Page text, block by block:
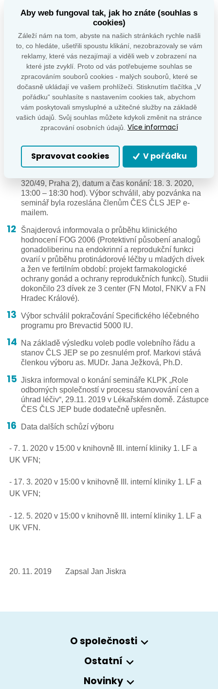
diabetologie - pouze endokrinologie- (úvazek 0,1, 4
hodiny týdně) pro území Soběslav se za ČES ČLS
JEP zúčastní MUDr. Milan Míček. Navrhovatelem a
současně přihlášeným uchazečem je DiaPodi care
s.r.o., IČO: 08510792, osoba, která bude poskytovat
zdravotní služby: MUDr. Lucie Chlupáčová. Jednání
komise proběhne dne 18. 12. 2019 od 14.20 hodin na
Krajském úřadě Jihočeského kraje v Českých
Budějovicích, pracoviště v ul. B. Němcové, v přízemí,
zasedací místnost č. 108.
Výbor schválil udělení ceny doc. Kopeckého doc.
MUDr. Martě Šnajderové, CSc. Cena je spojena
Jiskra informoval o konání Mezioborového semináře
Endokrinopatie a diabetes mellitus v těhotenství (místo
320/49, Praha 2), datum a čas konání: 18. 3. 2020,
13:00 – 18:30 hod). Výbor schválil, aby pozvánka na
seminář byla rozeslána členům ČES ČLS JEP e-
mailem.
Šnajderová informovala o průběhu klinického
hodnocení FOG 2006 (Protektivní působení analogů
gonadoliberinu na endokrinní a reprodukční funkci
ovarií v průběhu protinádorové léčby u mladých dívek
a žen ve fertilním období: projekt farmakologické
ochrany gonád a ochrany reprodukčních funkcí). Studii
dokončilo 23 dívek ze 3 center (FN Motol, FNKV a FN
Hradec Králové).
Výbor schválil pokračování Specifického léčebného
programu pro Brevactid 5000 IU.
Na základě výsledku voleb podle volebního řádu a
stanov ČLS JEP se po zesnulém prof. Markovi stává
členkou výboru as. MUDr. Jana Ježková, Ph.D.
Jiskra informoval o konání semináře KLPK „Role
odborných společností v procesu stanovování cen a
úhrad léčiv“, 29.11. 2019 v Lékařském domě. Zástupce
ČES ČLS JEP bude dodatečně upřesněn.
Data dalších schůzí výboru
- 7. 1. 2020 v 15:00 v knihovně III. interní kliniky 1. LF a
UK VFN;
- 17. 3. 2020 v 15:00 v knihovně III. interní kliniky 1. LF a
UK VFN;
- 12. 5. 2020 v 15:00 v knihovně III. interní kliniky 1. LF a
UK VFN.
20. 11. 2019 Zapsal Jan Jiskra
O společnosti
Ostatní
Novinky
Aby web fungoval tak, jak ho znáte (souhlas s
cookies)
Záleží nám na tom, abyste na našich stránkách rychle našli
to, co hledáte, ušetřili spoustu klikání, nezobrazovaly se vám
reklamy, které vás nezajímají a viděli web v zobrazení na
které jste zvyklí. Proto od vás potřebujeme souhlas se
zpracováním souborů cookies - malých souborů, které se
dočasně ukládají ve vašem prohlížeči. Stisknutím tlačítka „V
pořádku“ souhlasíte s nastavením cookies tak, abychom
vám poskytovali smysluplné a užitečné služby na základě
vašich údajů. Svůj souhlas můžete kdykoli změnit na stránce
zpracování osobních údajů. Více informací
Spravovat cookies V pořádku